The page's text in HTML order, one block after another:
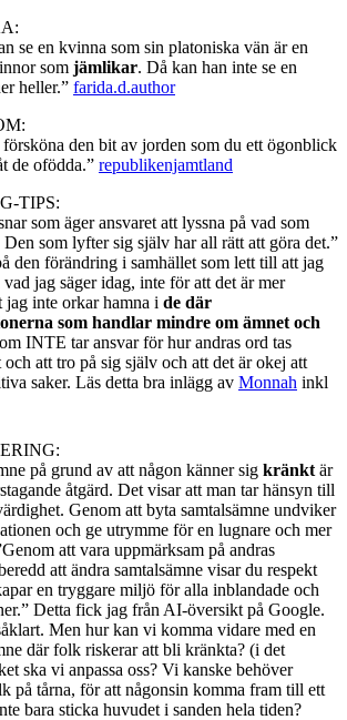
se en kvinna som sin platoniska vän är en
som jämlikar. Då kan han inte se en
heller.” farida.d.author
den bit av jorden som du ett ögonblick
de ofödda.” republikenjamtland
TIPS:
som äger ansvaret att lyssna på vad som
Den som lyfter sig själv har all rätt att göra det.”
den förändring i samhället som lett till att jag
jag säger idag, inte för att det är mer
jag inte orkar hamna i de där
som handlar mindre om ämnet och
INTE tar ansvar för hur andras ord tas
att tro på sig själv och att det är okej att
saker. Läs detta bra inlägg av Monnah inkl
på grund av att någon känner sig kränkt är
åtgärd. Det visar att man tar hänsyn till
Genom att byta samtalsämne undviker
och ge utrymme för en lugnare och mer
att vara uppmärksam på andras
att ändra samtalsämne visar du respekt
en tryggare miljö för alla inblandade och
Detta fick jag från AI-översikt på Google.
Men hur kan vi komma vidare med en
där folk riskerar att bli kränkta? (i det
ska vi anpassa oss? Vi kanske behöver
på tårna, för att någonsin komma fram till ett
bara sticka huvudet i sanden hela tiden?